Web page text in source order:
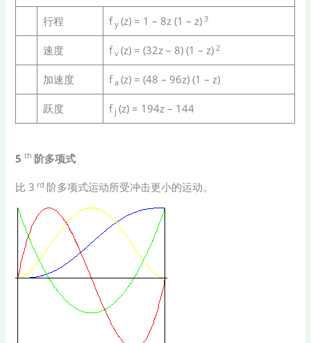
行程 f y (z) = 1 – 8z (1 – z)3
速度 f v (z) = (32z – 8) (1 – z)2
加速度 f a (z) = (48 – 96z) (1 – z)
跃度 f j (z) = 194z – 144
5 th 阶多项式
比 3 rd 阶多项式运动所受冲击更小的运动。